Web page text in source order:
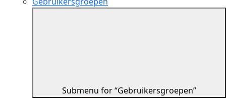
Submenu for “Gebruikersgroepen”